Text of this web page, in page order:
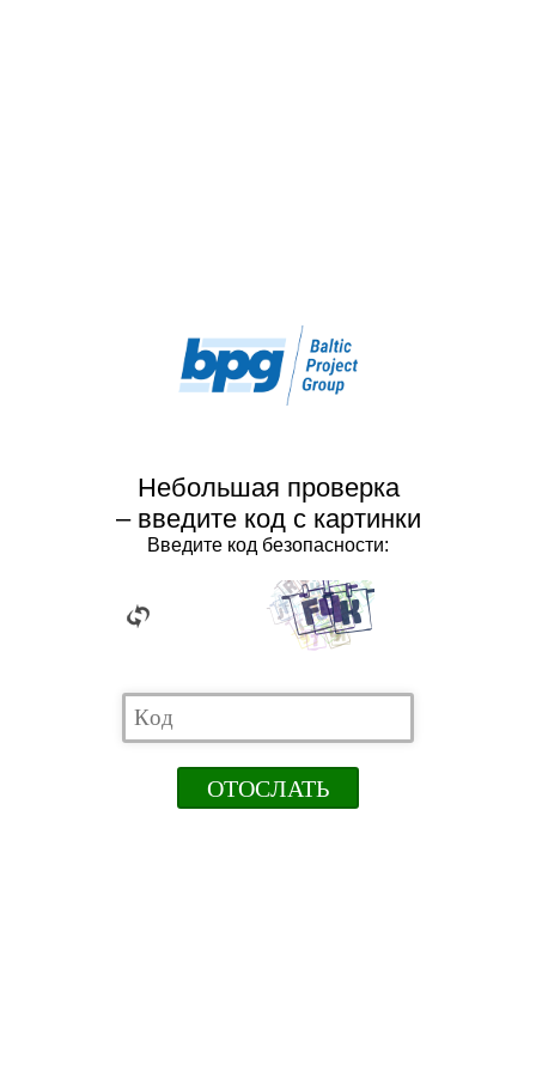
Небольшая проверка
– введите код с картинки
Введите код безопасности: